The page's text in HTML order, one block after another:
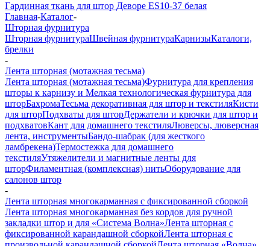
Гардинная ткань для штор Деворе ES10-37 белая
Главная-Каталог-
Шторная фурнитура
Шторная фурнитураШвейная фурнитураКарнизыКаталоги,
брелки
-
Лента шторная (мотажная тесьма)
Лента шторная (мотажная тесьма)Фурнитура для крепления
шторы к карнизу и Мелкая технологическая фурнитура для
шторБахромаТесьма декоративная для штор и текстиляКисти
для шторПодхваты для шторДержатели и крючки для штор и
подхватовКант для домашнего текстиляЛюверсы, люверсная
лента, инструментыБандо-шабрак (для жесткого
ламбрекена)Термостежка для домашнего
текстиляУтяжелители и магнитные ленты для
шторФиламентная (комплексная) нитьОборудование для
салонов штор
-
Лента шторная многокарманная с фиксированной сборкой
Лента шторная многокарманная без кордов для ручной
закладки штор и для «Система Волна»Лента шторная с
фиксированной карандашной сборкойЛента шторная с